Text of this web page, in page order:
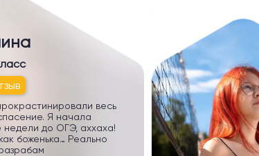
весь
Я начала
недели до ОГЭ, аххаха!
боженька… Реально